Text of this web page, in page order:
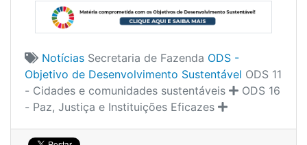
Notícias Secretaria de Fazenda ODS -
Objetivo de Desenvolvimento Sustentável ODS 11
- Cidades e comunidades sustentáveis
ODS 16
- Paz, Justiça e Instituições Eficazes